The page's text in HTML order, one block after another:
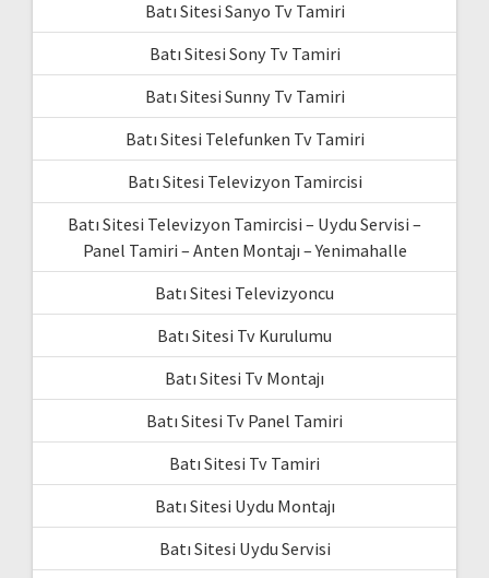
Batı Sitesi Sanyo Tv Tamiri
Batı Sitesi Sony Tv Tamiri
Batı Sitesi Sunny Tv Tamiri
Batı Sitesi Telefunken Tv Tamiri
Batı Sitesi Televizyon Tamircisi
Batı Sitesi Televizyon Tamircisi – Uydu Servisi –
Panel Tamiri – Anten Montajı – Yenimahalle
Batı Sitesi Televizyoncu
Batı Sitesi Tv Kurulumu
Batı Sitesi Tv Montajı
Batı Sitesi Tv Panel Tamiri
Batı Sitesi Tv Tamiri
Batı Sitesi Uydu Montajı
Batı Sitesi Uydu Servisi